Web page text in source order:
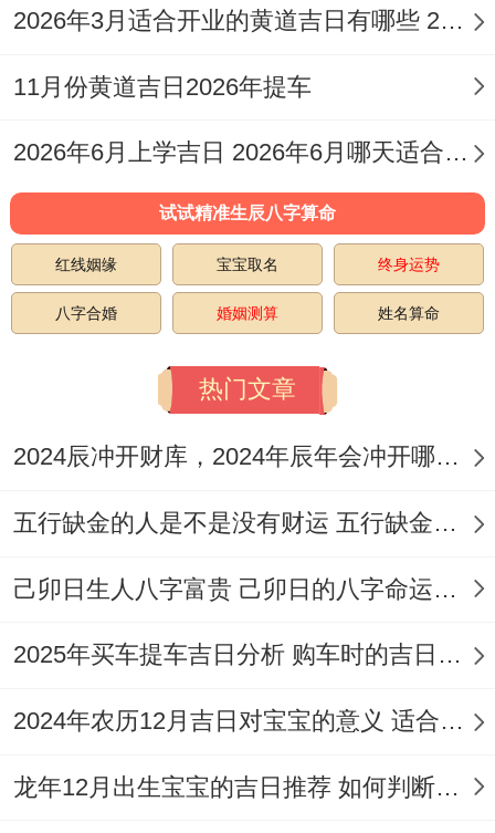
宅、移徙、安床、拆卸、动土、上梁
【忌】嫁娶、行丧、架马、作梁、理发、牧
养、安葬、纳畜、伐木
【冲】猪日冲（辛巳）蛇 | 岁破方位：西
【九星吉凶】三碧-轩辕星（木）-安神
✓ 强效匹配：入宅、移徙、开市
风水能量介绍:财位:正南（宜摆放红色饰
品）、喜神：正南（利于商业活动）、吉时:
≡ 农历：丙午水年正月大 廿八日
≡ 天干地支:辛卯木（孟春）月己丑火 危开
日
火、入宅、移徙、安床、拆卸、动土、破土
2026年3月适合开业的黄道吉日有哪些 2026年3月适合开业的日子
11月份黄道吉日2026年提车
2026年6月上学吉日 2026年6月哪天适合升学宴
试试精准生辰八字算命
红线姻缘 宝宝取名 终身运势
八字合婚 婚姻测算 姓名算命
热门文章
2024辰冲开财库，2024年辰年会冲开哪些人的财库
五行缺金的人是不是没有财运 五行缺金的人命运好不好
己卯日生人八字富贵 己卯日的八字命运如何
2025年买车提车吉日分析 购车时的吉日与禁忌
2024年农历12月吉日对宝宝的意义 适合龙年宝宝出生的日子有哪些
龙年12月出生宝宝的吉日推荐 如何判断吉日是否适合宝宝